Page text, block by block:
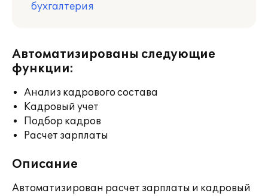
бухгалтерия
Автоматизированы следующие
функции:
Анализ кадрового состава
Кадровый учет
Подбор кадров
Расчет зарплаты
Описание
Автоматизирован расчет зарплаты и кадровый